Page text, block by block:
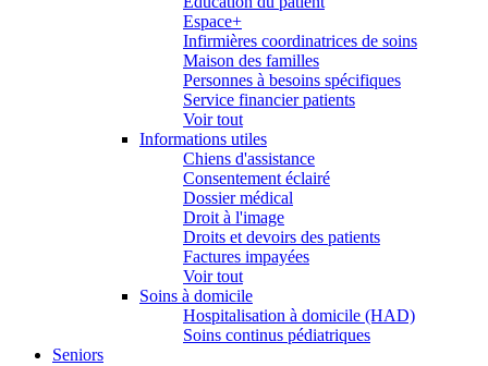
Espace+
Infirmières coordinatrices de soins
Maison des familles
Personnes à besoins spécifiques
Service financier patients
Voir tout
Informations utiles
Chiens d'assistance
Consentement éclairé
Dossier médical
Droit à l'image
Droits et devoirs des patients
Factures impayées
Voir tout
Soins à domicile
Hospitalisation à domicile (HAD)
Soins continus pédiatriques
Seniors